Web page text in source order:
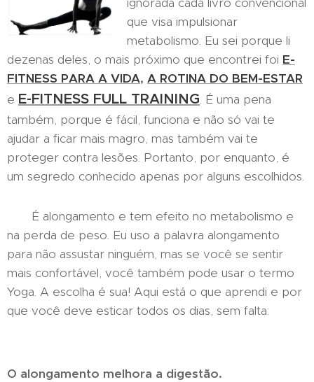
que visa impulsionar
metabolismo. Eu sei porque li
dezenas deles, o mais próximo que encontrei foi E-
FITNESS PARA A VIDA, A ROTINA DO BEM-ESTAR
e E-FITNESS FULL TRAINING. É uma pena
também, porque é fácil, funciona e não só vai te
ajudar a ficar mais magro, mas também vai te
proteger contra lesões. Portanto, por enquanto, é
um segredo conhecido apenas por alguns escolhidos.
É alongamento e tem efeito no metabolismo e
na perda de peso. Eu uso a palavra alongamento
para não assustar ninguém, mas se você se sentir
mais confortável, você também pode usar o termo
Yoga. A escolha é sua! Aqui está o que aprendi e por
que você deve esticar todos os dias, sem falta:
O alongamento melhora a digestão.